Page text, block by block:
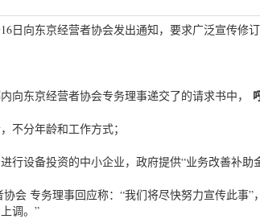
日向东京经营者协会发出通知，要求广泛宣传修
向东京经营者协会专务理事递交了的请求书中，
不分年龄和工作方式；
行设备投资的中小企业，政府提供“业务改善补助
会 专务理事回应称：“我们将尽快努力宣传此事
调。”